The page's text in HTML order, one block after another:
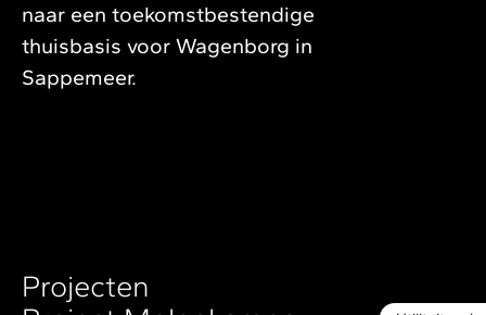
naar een toekomstbestendige
thuisbasis voor Wagenborg in
Sappemeer.
Projecten